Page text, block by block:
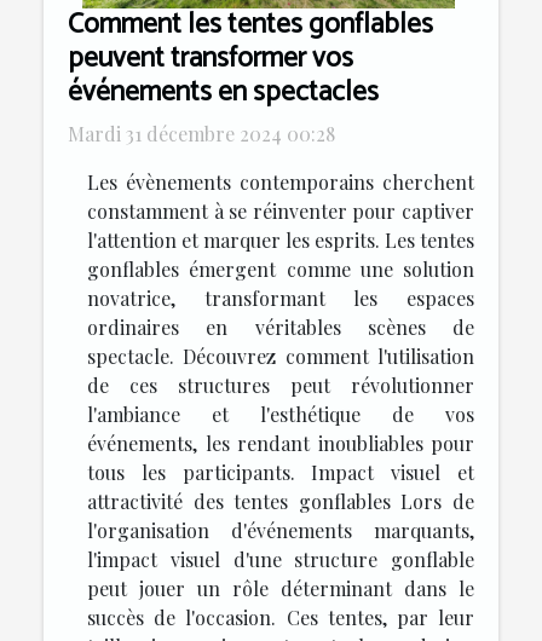
Comment les tentes gonflables
peuvent transformer vos
événements en spectacles
Mardi 31 décembre 2024 00:28
Les évènements contemporains cherchent
constamment à se réinventer pour captiver
l'attention et marquer les esprits. Les tentes
gonflables émergent comme une solution
novatrice, transformant les espaces
ordinaires en véritables scènes de
spectacle. Découvrez comment l'utilisation
de ces structures peut révolutionner
l'ambiance et l'esthétique de vos
événements, les rendant inoubliables pour
tous les participants. Impact visuel et
attractivité des tentes gonflables Lors de
l'organisation d'événements marquants,
l'impact visuel d'une structure gonflable
peut jouer un rôle déterminant dans le
succès de l'occasion. Ces tentes, par leur